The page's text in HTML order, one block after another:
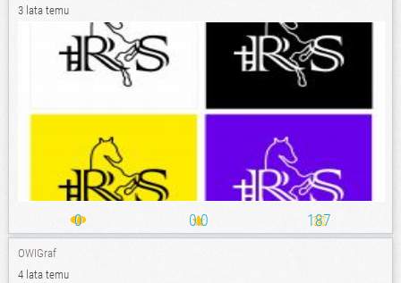
3 lata temu
0 0.0 187
OWIGraf
4 lata temu